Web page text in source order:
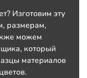
Изготовим эту
размерам,
можем
который
материалов